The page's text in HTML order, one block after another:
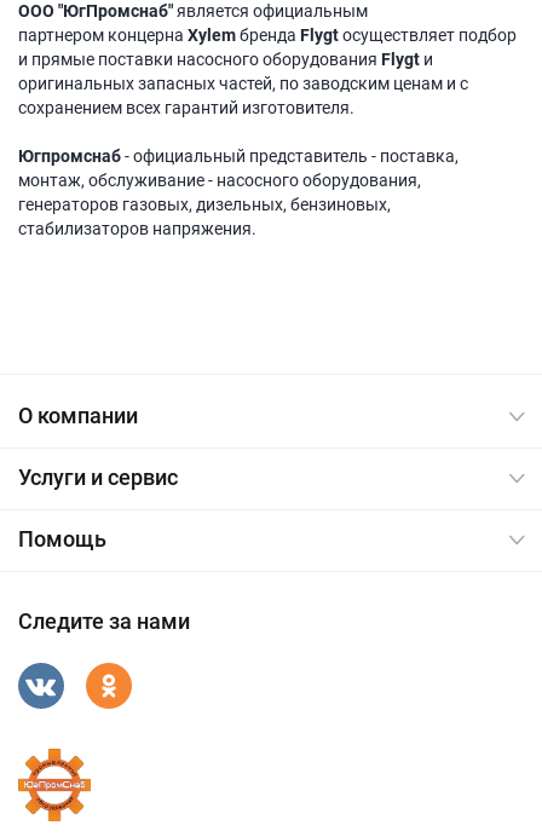
ООО "ЮгПромснаб"является официальным
партнером концерна Xylemбренда Flygtосуществляет подбор
и прямые поставки насосного оборудования Flygt и
оригинальных запасных частей, по заводским ценам и с
сохранением всех гарантий изготовителя.
Югпромснаб- официальный представитель - поставка,
монтаж, обслуживание - насосного оборудования,
генераторов газовых, дизельных, бензиновых,
стабилизаторов напряжения.
О компании
Услуги и сервис
Помощь
Следите за нами